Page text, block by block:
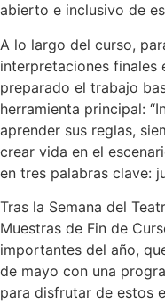
abierto e inclusivo de
A lo largo del curso,
interpretaciones finales
preparado el trabajo
herramienta principal:
aprender sus reglas,
crear vida en el
en tres palabras clave:
Tras la Semana del
Muestras de Fin de
importantes del año,
de mayo con una
para disfrutar de estos